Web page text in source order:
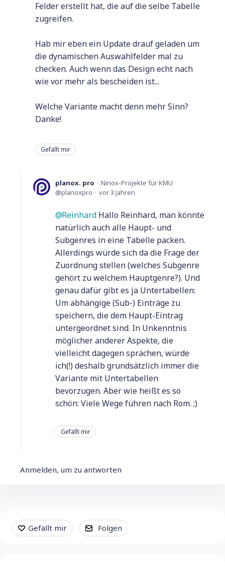
Felder erstellt hat, die auf die selbe Tabelle
zugreifen.
Hab mir eben ein Update drauf geladen um
die dynamischen Auswahlfelder mal zu
checken. Auch wenn das Design echt nach
wie vor mehr als bescheiden ist...
Welche Variante macht denn mehr Sinn?
Danke!
Gefällt mir
planox. pro
Ninox-Projekte für KMU
planoxpro
vor 3 Jahren
Reinhard Hallo Reinhard, man könnte
natürlich auch alle Haupt- und
Subgenres in eine Tabelle packen.
Allerdings würde sich da die Frage der
Zuordnung stellen (welches Subgenre
gehört zu welchem Hauptgenre?). Und
genau dafür gibt es ja Untertabellen:
Um abhängige (Sub-) Einträge zu
speichern, die dem Haupt-Eintrag
untergeordnet sind. In Unkenntnis
möglicher anderer Aspekte, die
vielleicht dagegen sprächen, würde
ich(!) deshalb grundsätzlich immer die
Variante mit Untertabellen
bevorzugen. Aber wie heißt es so
schön: Viele Wege führen nach Rom. ;)
Gefällt mir
Anmelden, um zu antworten
Content aside
Gefällt mir Folgen